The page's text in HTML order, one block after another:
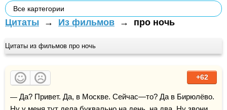
Все картегории
Цитаты → Из фильмов → про ночь
Цитаты из фильмов про ночь
+62
— Да? Привет. Да, в Москве. Сейчас—то? Да в Бирюлёво.